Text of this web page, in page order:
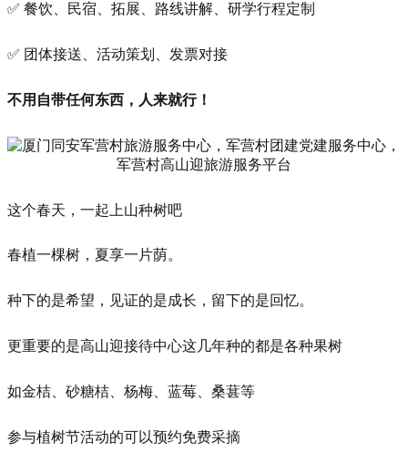
✅ 餐饮、民宿、拓展、路线讲解、研学行程定制
✅ 团体接送、活动策划、发票对接
不用自带任何东西，人来就行！
这个春天，一起上山种树吧
春植一棵树，夏享一片荫。
种下的是希望，见证的是成长，留下的是回忆。
更重要的是高山迎接待中心这几年种的都是各种果树
如金桔、砂糖桔、杨梅、蓝莓、桑葚等
参与植树节活动的可以预约免费采摘